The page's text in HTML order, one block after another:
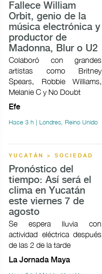
Fallece William
Orbit, genio de la
música electrónica y
productor de
Madonna, Blur o U2
Colaboró con grandes
artistas como Britney
Spears, Robbie Williams,
Melanie C y No Doubt
Efe
Hace 3 h | Londres, Reino Unido
YUCATÁN > SOCIEDAD
Pronóstico del
tiempo: Así será el
clima en Yucatán
este viernes 7 de
agosto
Se espera lluvia con
actividad eléctrica después
de las 2 de la tarde
La Jornada Maya